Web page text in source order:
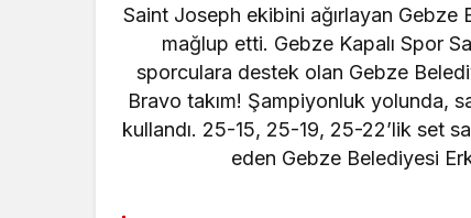
Saint Joseph ekibini ağırlayan Gebze
mağlup etti. Gebze Kapalı Spor
sporculara destek olan Gebze
Bravo takım! Şampiyonluk yolunda,
kullandı. 25-15, 25-19, 25-22’lik set
eden Gebze Belediyesi